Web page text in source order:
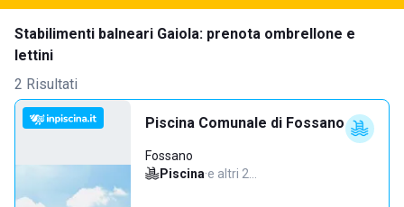
Stabilimenti balneari Gaiola: prenota ombrellone e
lettini
2 Risultati
Piscina Comunale di Fossano
Fossano
Piscina·e altri 2…